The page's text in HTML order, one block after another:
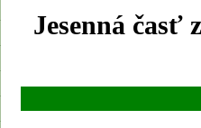
Jesenná časť